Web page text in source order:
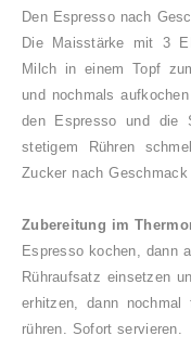
Den Espresso nach
Die Maisstärke mit 3
Milch in einem Topf
und nochmals
den Espresso und die
stetigem Rühren
Zucker nach
Zubereitung im
Espresso kochen, dann
Rühraufsatz einsetzen
erhitzen, dann
rühren. Sofort servieren.